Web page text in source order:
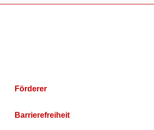
Förderer
Barrierefreiheit